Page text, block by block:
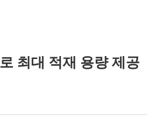
최대 적재 용량 제공